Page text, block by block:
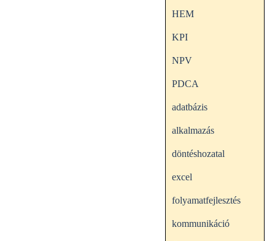
HEM
KPI
NPV
PDCA
adatbázis
alkalmazás
döntéshozatal
excel
folyamatfejlesztés
kommunikáció